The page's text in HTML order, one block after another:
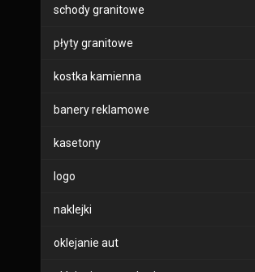
schody granitowe
płyty granitowe
kostka kamienna
banery reklamowe
kasetony
logo
naklejki
oklejanie aut